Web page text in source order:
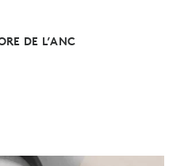
DE L’ANC